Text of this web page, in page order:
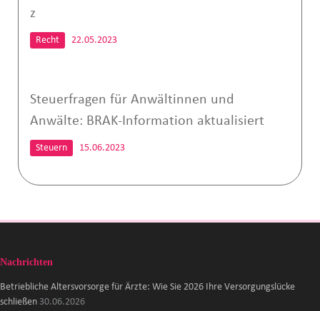
z
Recht 22.05.2023
Steuerfragen für Anwältinnen und
Anwälte: BRAK-Information aktualisiert
Steuern 15.06.2023
Nachrichten
Betriebliche Altersvorsorge für Ärzte: Wie Sie 2026 Ihre Versorgungslücke
schließen 30.06.2026